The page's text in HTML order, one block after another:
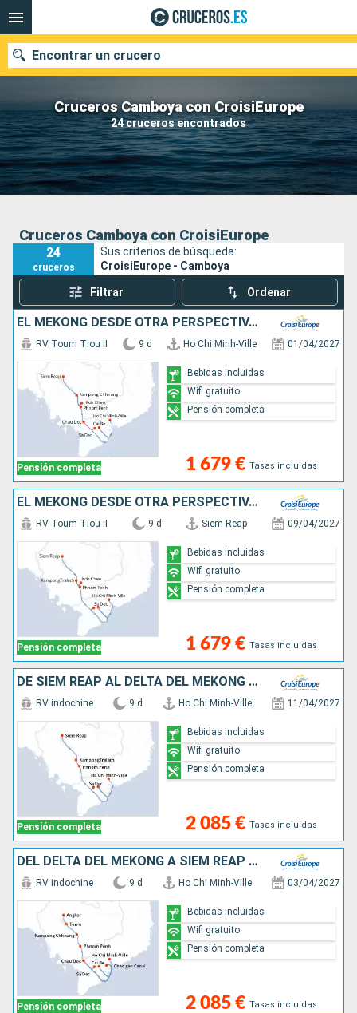
Cruceros Camboya con CroisiEurope
24 cruceros encontrados
Encontrar un crucero
Nuestros destinos
Fecha de salida
Buscar
Cruceros Camboya con CroisiEurope
24
cruceros
Sus criterios de búsqueda:
CroisiEurope - Camboya
Filtrar Ordenar
EL MEKONG DESDE OTRA PERSPECTIVA: ENTRE AVENTURA Y LUGARES IMPRESCINDIBLES (FORMULA PUERTO/PUERTO)
Pensión completa
RV Toum Tiou II 9 d Ho Chi Minh-Ville 01/04/2027
1 679 € Tasas incluidas
Bebidas incluidas
Wifi gratuito
Pensión completa
EL MEKONG DESDE OTRA PERSPECTIVA: ENTRE AVENTURA Y LUGARES IMPRESCINDIBLES (FORMULA PUERTO/PUERTO)
Pensión completa
RV Toum Tiou II 9 d Siem Reap 09/04/2027
1 679 € Tasas incluidas
Bebidas incluidas
Wifi gratuito
Pensión completa
DE SIEM REAP AL DELTA DEL MEKONG (FORMULA PUERTO/PUERTO)
Pensión completa
RV indochine 9 d Ho Chi Minh-Ville 11/04/2027
2 085 € Tasas incluidas
Bebidas incluidas
Wifi gratuito
Pensión completa
DEL DELTA DEL MEKONG A SIEM REAP (FORMULA PUERTO/PUERTO)
Pensión completa
RV indochine 9 d Ho Chi Minh-Ville 03/04/2027
2 085 € Tasas incluidas
Bebidas incluidas
Wifi gratuito
Pensión completa